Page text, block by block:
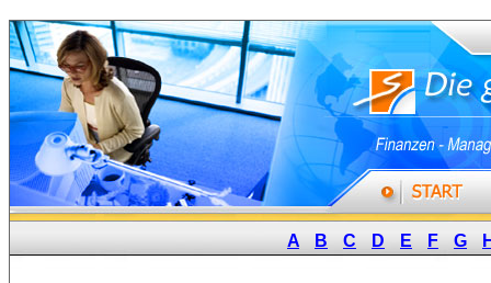
A B C D E F G